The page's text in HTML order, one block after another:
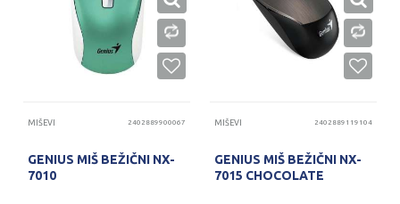
MIŠEVI 2402889900067
GENIUS MIŠ BEŽIČNI NX-
7010
MIŠEVI 2402889119104
GENIUS MIŠ BEŽIČNI NX-
7015 CHOCOLATE